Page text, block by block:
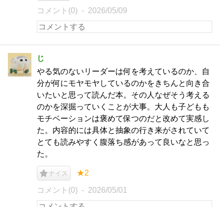
コメント(0) 2026/05/09
じ
やる気のないリーダーは何を考えているのか、自
分が何にモヤモヤしているのかをきちんと向き合
いたいと思って読んだ本。その人なぜそう考える
のかを深掘っていくことが大事。大人も子どもも
モチベーションは褒めて保つのだと改めて実感し
た。内容的には具体と抽象の行き来がされていて
とても読みやすく腹落ち感があって良いなと思っ
た。
ナイス ★2
コメント(0) 2026/05/01